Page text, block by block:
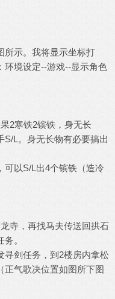
所示。我将显示坐标打
环境设定--游戏--显示角色
2寒铁2镔铁，身无长
L。身无长物有必要搞出
可以S/L出4个镔铁（造冷
寺，再找马夫传送回拱石
。
寻剑任务，到2楼房内拿松
正气歌决位置如图所下图